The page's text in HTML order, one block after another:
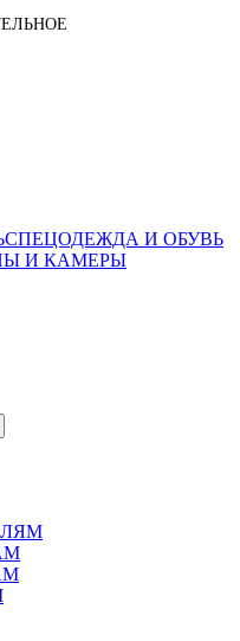
СПЕЦОДЕЖДА И ОБУВЬ
И КАМЕРЫ